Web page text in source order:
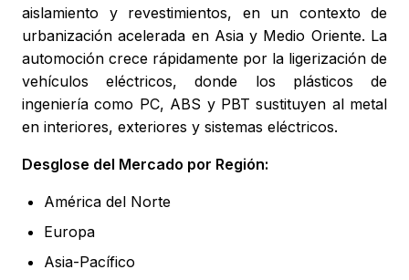
aislamiento y revestimientos, en un contexto de
urbanización acelerada en Asia y Medio Oriente. La
automoción crece rápidamente por la ligerización de
vehículos eléctricos, donde los plásticos de
ingeniería como PC, ABS y PBT sustituyen al metal
en interiores, exteriores y sistemas eléctricos.
Desglose del Mercado por Región:
América del Norte
Europa
Asia-Pacífico